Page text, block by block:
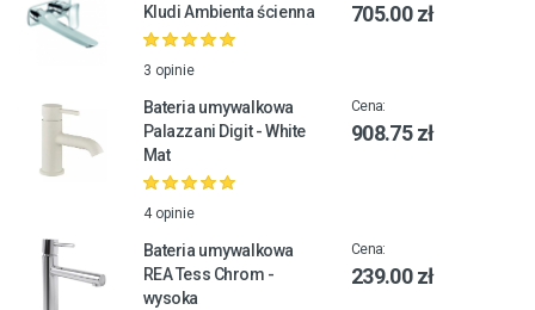
Kludi Ambienta ścienna
3 opinie
705.00 zł
Bateria umywalkowa
Palazzani Digit - White
Mat
4 opinie
Cena:
908.75 zł
Bateria umywalkowa
REA Tess Chrom -
wysoka
Cena:
239.00 zł